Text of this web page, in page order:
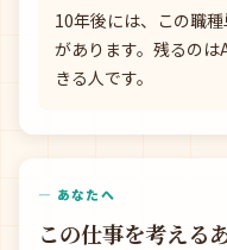
10年後には、この職
があります。残るの
きる人です。
— あなたへ
この仕事を考える